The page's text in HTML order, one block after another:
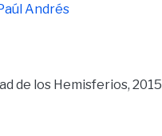
Andrés
de los Hemisferios, 2015